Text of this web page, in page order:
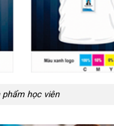
phẩm học viên